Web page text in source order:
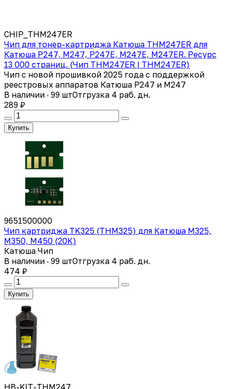
CHIP_THМ247ER
Чип для тонер-картриджа Катюша THМ247ER для
Катюша Р247, М247, Р247E, М247E, М247ER. Ресурс
13 000 страниц. (Чип THМ247ER | THM247ER)
Чип с новой прошивкой 2025 года с поддержкой
реестровых аппаратов Катюша P247 и M247
В наличии · 99 штОтгрузка 4 раб. дн.
289 ₽
Купить
9651500000
Чип картриджа TK325 (THM325) для Катюша M325,
M350, M450 (20К)
Катюша Чип
В наличии · 99 штОтгрузка 4 раб. дн.
474 ₽
Купить
HB-KIT-THM247